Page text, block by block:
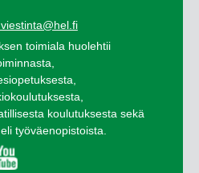
toimiala huolehtii
koulutuksesta sekä
työväenopistoista.